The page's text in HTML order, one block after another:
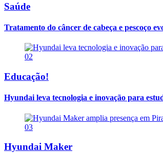
Saúde
Tratamento do câncer de cabeça e pescoço
02
Educação!
Hyundai leva tecnologia e inovação para
03
Hyundai Maker